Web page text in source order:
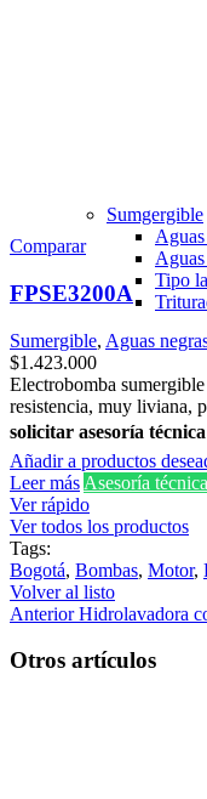
Sumgergible
Tipo
Comparar
FPSE3200A
Sumergible, Aguas
$1.423.000
Electrobomba
resistencia, muy liviana,
solicitar asesoría
Añadir a productos
Leer más Asesoría técnica
Ver rápido
Ver todos los productos
Tags:
Bogotá, Bombas, Motor,
Volver al listo
Anterior Hidrolavadora
Otros artículos